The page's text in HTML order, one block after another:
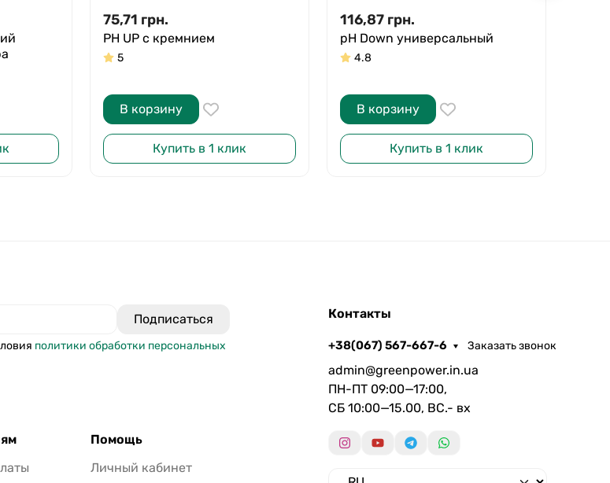
75,71 грн.
PH UP с кремнием
5
В корзину
Купить в 1 клик
116,87 грн.
pH Down универсальный
4.8
В корзину
Купить в 1 клик
политики обработки персональных
Помощь
Личный кабинет
Контакты
+38(067) 567-667-6 Заказать звонок
admin@greenpower.in.ua
ПН-ПТ 09:00—17:00,
СБ 10:00—15.00, ВС.- вх